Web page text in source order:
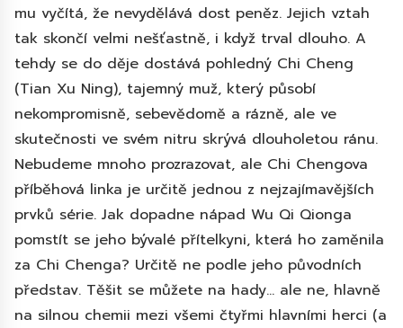
mu vyčítá, že nevydělává dost peněz. Jejich vztah
tak skončí velmi nešťastně, i když trval dlouho. A
tehdy se do děje dostává pohledný Chi Cheng
(Tian Xu Ning), tajemný muž, který působí
nekompromisně, sebevědomě a rázně, ale ve
skutečnosti ve svém nitru skrývá dlouholetou ránu.
Nebudeme mnoho prozrazovat, ale Chi Chengova
příběhová linka je určitě jednou z nejzajímavějších
prvků série. Jak dopadne nápad Wu Qi Qionga
pomstít se jeho bývalé přítelkyni, která ho zaměnila
za Chi Chenga? Určitě ne podle jeho původních
představ. Těšit se můžete na hady… ale ne, hlavně
na silnou chemii mezi všemi čtyřmi hlavními herci (a